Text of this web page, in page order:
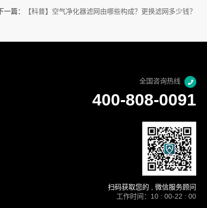
下一篇： 【科普】空气净化器滤网由哪些构成？更换滤网多少钱？
全国咨询热线
400-808-0091
扫码获取您的 , 微信服务顾问
工作时间：10 : 00-22 : 00